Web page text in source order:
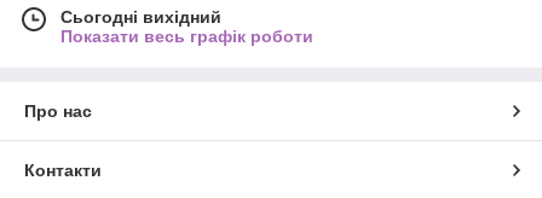
Сьогодні вихідний
Показати весь графік роботи
Про нас
Контакти